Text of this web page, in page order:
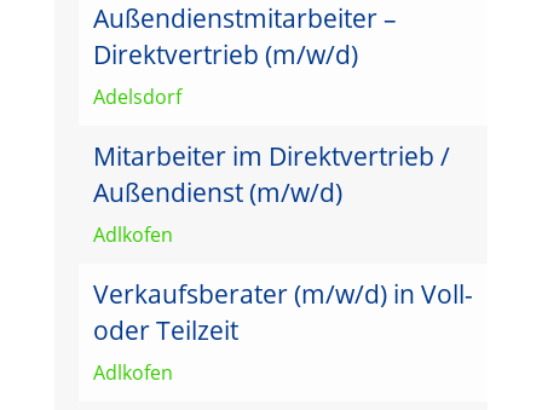
Außendienstmitarbeiter –
Direktvertrieb (m/w/d)
Adelsdorf
Mitarbeiter im Direktvertrieb /
Außendienst (m/w/d)
Adlkofen
Verkaufsberater (m/w/d) in Voll-
oder Teilzeit
Adlkofen